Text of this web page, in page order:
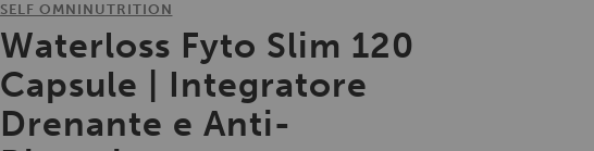
SELF OMNINUTRITION
Waterloss Fyto Slim 120
Capsule | Integratore
Drenante e Anti-